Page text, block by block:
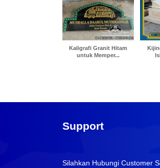
Kaligrafi Granit Hitam
untuk Memper...
Support
Silahkan Hubungi Customer